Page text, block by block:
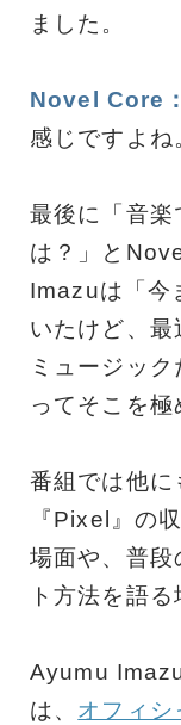
ました。
Novel Core：
感じですよね
最後に「音楽
は？」と
Imazuは「今
いたけど、最
ミュージッ
ってそこを極
番組では他
『Pixel』の
場面や、普段
ト方法を語る
Ayumu
は、 オフィ